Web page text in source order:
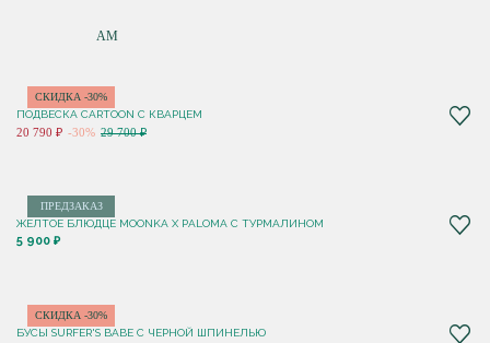
ПО НОВИНКАМ
СКИДКА -30%
ПОДВЕСКА CARTOON C КВАРЦЕМ
20 790 ₽ -30% 29 700 ₽
ПРЕДЗАКАЗ
ЖЕЛТОЕ БЛЮДЦЕ MOONKA X PALOMA С ТУРМАЛИНОМ
5 900 ₽
СКИДКА -30%
БУСЫ SURFER'S BABE С ЧЕРНОЙ ШПИНЕЛЬЮ